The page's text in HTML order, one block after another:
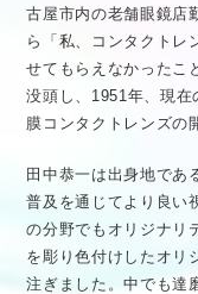
古屋市内の老舗眼鏡店
ら「私、コンタクトレ
せてもらえなかったこ
没頭し、1951年、現在
膜コンタクトレンズの
田中恭一は出身地であ
普及を通じてより良い
の分野でもオリジナリ
を彫り色付けしたオリ
注ぎました。中でも達